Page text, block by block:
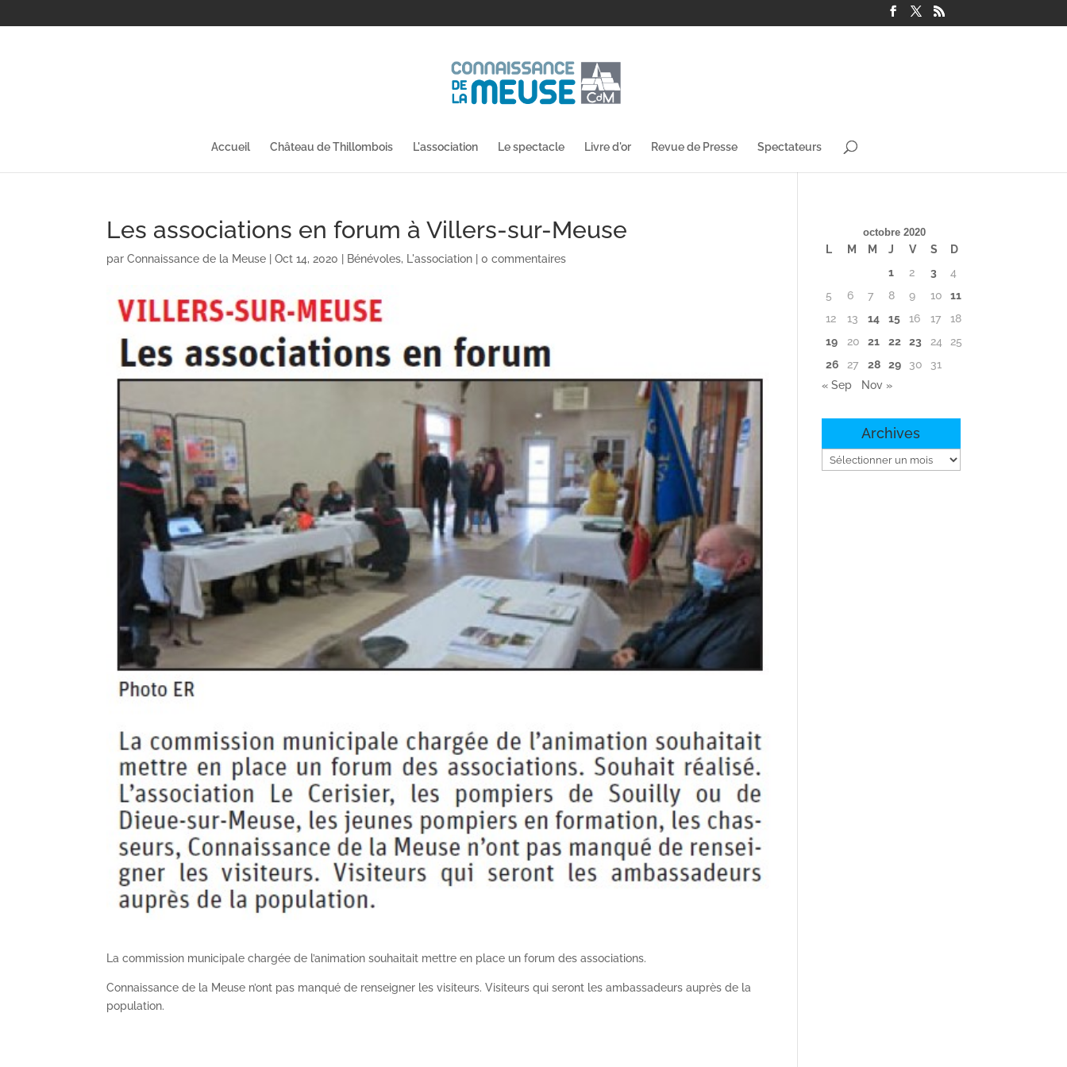
Accueil Château de Thillombois L'association Le spectacle Livre d'or Revue de Presse Spectateurs
Les associations en forum à Villers-sur-Meuse
parConnaissance de la Meuse |Oct 14, 2020 | Bénévoles, L'association |0 commentaires
La commission municipale chargée de l’animation souhaitait mettre en place un forum des associations.
Connaissance de la Meuse n’ont pas manqué de renseigner les visiteurs. Visiteurs qui seront les ambassadeurs auprès de la
population.
octobre 2020
L M M J V S
D
1
2 3
4
5
6 7 8 9 10
11
12
13 14 15 16 17
18
19
20 21 22 23 24
25
26
27 28 29 30
31
« Sep
Nov »
Archives
Archives